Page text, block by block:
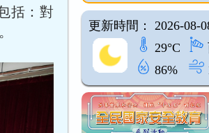
括：對
更新時間： 2026-08-
29°C
86%